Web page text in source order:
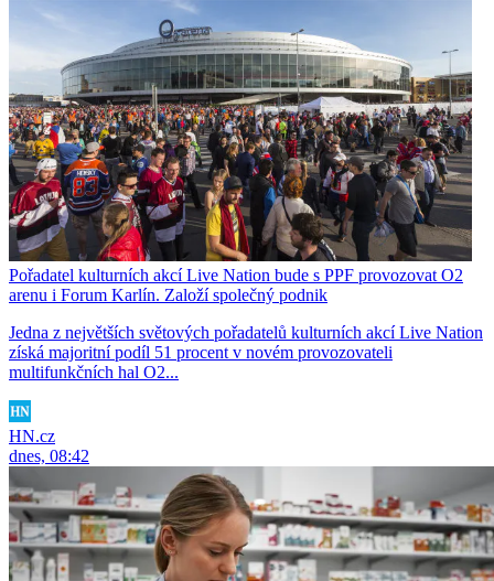
Pořadatel kulturních akcí Live Nation bude s PPF provozovat O2
arenu i Forum Karlín. Založí společný podnik
Jedna z největších světových pořadatelů kulturních akcí Live Nation
získá majoritní podíl 51 procent v novém provozovateli
multifunkčních hal O2...
HN.cz
dnes, 08:42